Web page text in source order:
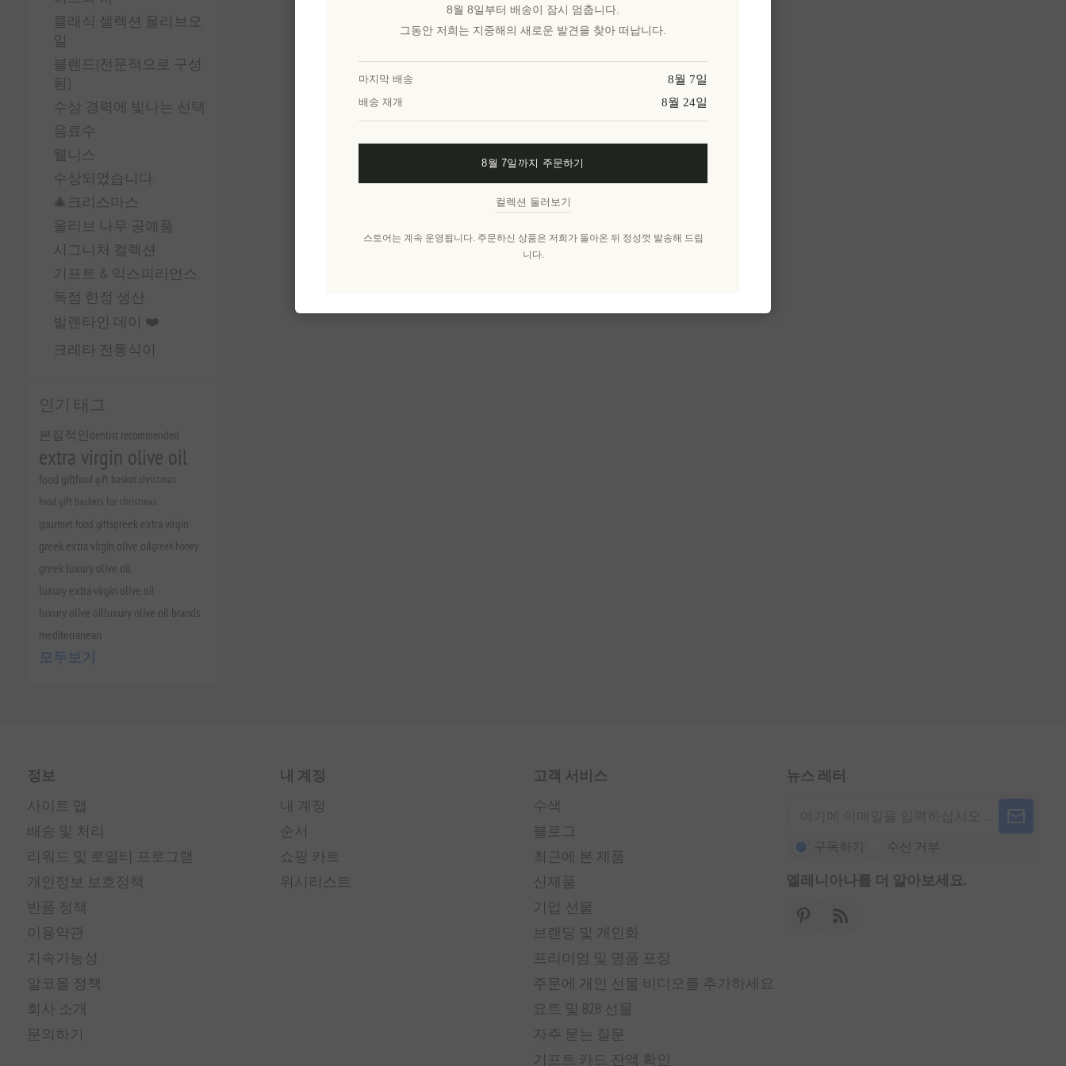
클래식 셀렉션 올리브오
일
블렌드(전문적으로 구성
됨)
수상 경력에 빛나는 선택
음료수
웰니스
수상되었습니다.
🎄크리스마스
올리브 나무 공예품
시그니처 컬렉션
기프트 & 익스피리언스
독점 한정 생산
발렌타인 데이 ❤️
크레타 전통식이
인기 태그
본질적인 dentist recommended
extra virgin olive oil
food giftfood gift basket christmas
food gift baskets for christmas
gourmet food giftsgreek extra virgin
greek extra virgin olive oilgreek honey
greek luxury olive oil
luxury extra virgin olive oil
luxury olive oilluxury olive oil brands
mediterranean
모두보기
정보
사이트 맵
배송 및 처리
리워드 및 로열티 프로그램
개인정보 보호정책
반품 정책
이용약관
지속가능성
알코올 정책
회사 소개
문의하기
내 계정
내 계정
순서
쇼핑 카트
위시리스트
고객 서비스
수색
블로그
최근에 본 제품
신제품
기업 선물
브랜딩 및 개인화
프리미엄 및 명품 포장
주문에 개인 선물 비디오를 추가하세요
요트 및 B2B 선물
자주 묻는 질문
기프트 카드 잔액 확인
뉴스 레터
구독하기 수신 거부
엘레니아나를 더 알아보세요.
8월 8일부터 배송이 잠시 멈춥니다.
그동안 저희는 지중해의 새로운 발견을 찾아 떠납니다.
마지막 배송 8월 7일
배송 재개 8월 24일
8월 7일까지 주문하기
컬렉션 둘러보기
스토어는 계속 운영됩니다. 주문하신 상품은 저희가 돌아온 뒤 정성껏 발송해 드립
니다.